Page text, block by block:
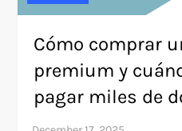
Cómo comprar
premium y
pagar miles de